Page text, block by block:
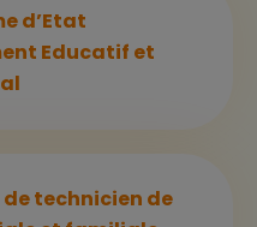
d’Etat
Educatif et
de technicien de